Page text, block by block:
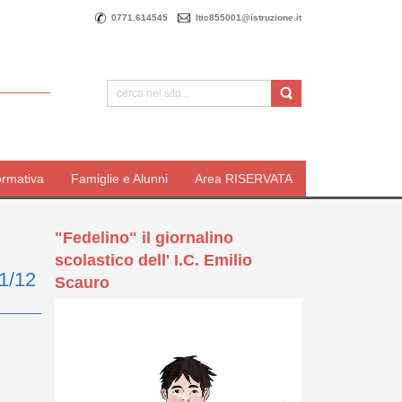
0771.614545 ltic855001@istruzione.it
Famiglie e Alunni Area RISERVATA
12
"Fedelino" il giornalino
scolastico dell' I.C. Emilio
Scauro